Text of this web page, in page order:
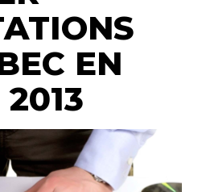
EN